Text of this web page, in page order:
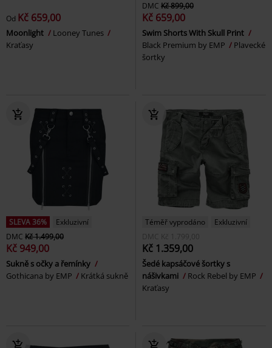
Od Kč 659,00
Moonlight
Looney Tunes
Kraťasy
DMC Kč 899,00
Kč 659,00
Swim Shorts With Skull Print
Black Premium by EMP
Plavecké
šortky
SLEVA 36%
Exkluzivní
DMC Kč 1.499,00
Kč 949,00
Sukně s očky a řemínky
Gothicana by EMP
Krátká sukně
Téměř vyprodáno
Exkluzivní
DMC
Kč 1.799,00
Kč 1.359,00
Šedé kapsáčové šortky s
nášivkami
Rock Rebel by EMP
Kraťasy